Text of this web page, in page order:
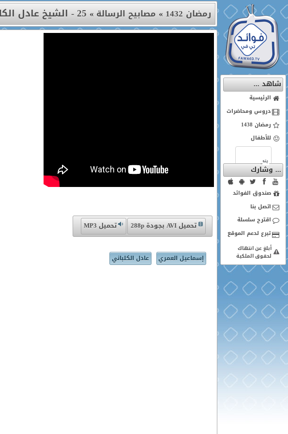
شاهد ...
الرئيسية
دروس ومحاضرات
رمضان 1438
للأطفال
... وشارك
صندوق الفوائد
اتصل بنا
اقترح سلسلة
أبلغ عن انتهاك
لحقوق الملكية
رمضان 1432 » مصابيح الرسالة »25 - الشيخ عادل الكلباني : إمام المسجد الحرام سابقاً
تحميل AVI بجودة 288p تحميل MP3
إسماعيل العمري عادل الكلباني